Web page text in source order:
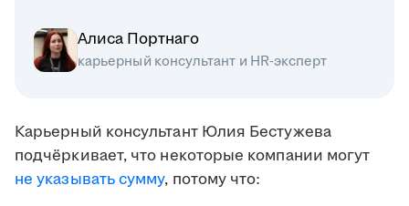
Алиса Портнаго
карьерный консультант и HR-эксперт
Карьерный консультант Юлия Бестужева
подчёркивает, что некоторые компании могут
не указывать сумму, потому что: